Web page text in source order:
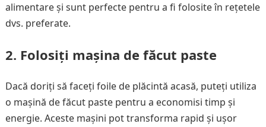
alimentare și sunt perfecte pentru a fi folosite în rețetele
dvs. preferate.
2. Folosiți mașina de făcut paste
Dacă doriți să faceți foile de plăcintă acasă, puteți utiliza
o mașină de făcut paste pentru a economisi timp și
energie. Aceste mașini pot transforma rapid și ușor